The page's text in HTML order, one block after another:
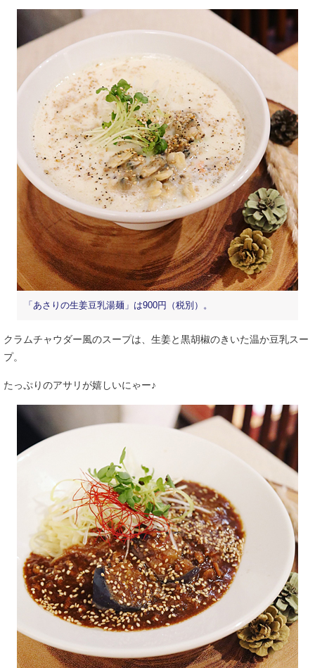
「あさりの生姜豆乳湯麺」は900円（税別）。
クラムチャウダー風のスープは、生姜と黒胡椒のきいた温か豆乳スー
プ。
たっぷりのアサリが嬉しいにゃー♪